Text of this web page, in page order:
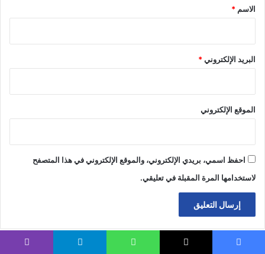
*
الاسم *
البريد الإلكتروني*
الموقع الإلكتروني
احفظ اسمي، بريدي الإلكتروني، والموقع الإلكتروني في هذا المتصفح
لاستخدامها المرة المقبلة في تعليقي.